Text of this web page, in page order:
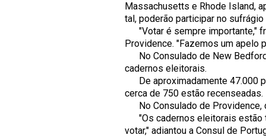
Massachusetts e Rhode Island,
tal, poderão participar no sufrágio
"Votar é sempre importante,"
Providence. "Fazemos um apelo
No Consulado de New
cadernos eleitorais.
De aproximadamente 47.000
cerca de 750 estão recenseadas.
No Consulado de Providence,
"Os cadernos eleitorais estão
votar," adiantou a Consul de